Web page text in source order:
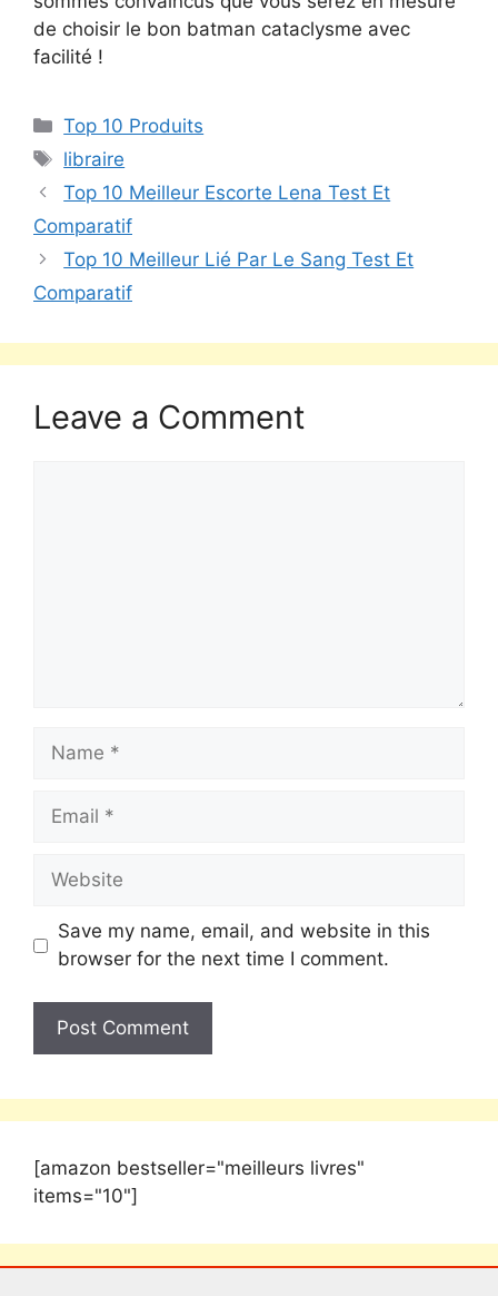
de choisir le bon batman cataclysme avec
facilité !
Top 10 Produits
libraire
Top 10 Meilleur Escorte Lena Test Et
Comparatif
Top 10 Meilleur Lié Par Le Sang Test Et
Comparatif
Leave a Comment
Save my name, email, and website in this
browser for the next time I comment.
[amazon bestseller="meilleurs livres"
items="10"]